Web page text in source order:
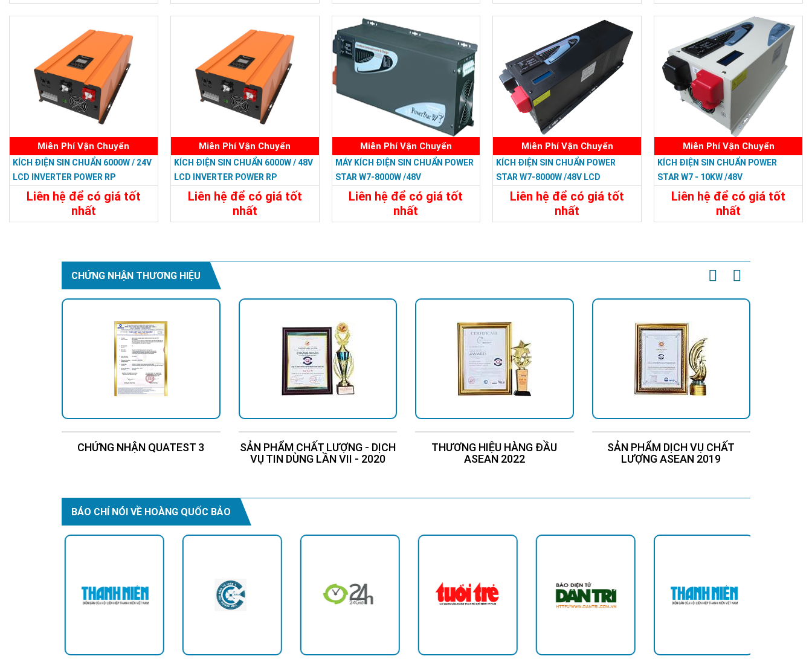
47.988.000đ 46.798.800đ 35.988.000đ
Chi Tiết
33.588.000đ
Đặt Mua
34.788.000đ
Đặt Mua
Miễn Phí Vận Chuyển
KÍCH ĐIỆN SIN CHUẨN 6000W / 24V
LCD INVERTER POWER RP
Liên hệ để có giá tốt
nhất
22.788.000đ
Miễn Phí Vận Chuyển
KÍCH ĐIỆN SIN CHUẨN 6000W / 48V
LCD INVERTER POWER RP
Liên hệ để có giá tốt
nhất
23.988.000đ
Miễn Phí Vận Chuyển
MÁY KÍCH ĐIỆN SIN CHUẨN POWER
STAR W7-8000W /48V
Liên hệ để có giá tốt
nhất
29.988.000đ
Miễn Phí Vận Chuyển
KÍCH ĐIỆN SIN CHUẨN POWER
STAR W7-8000W /48V LCD
Liên hệ để có giá tốt
nhất
31.188.000đ
Miễn Phí Vận Chuyển
KÍCH ĐIỆN SIN CHUẨN POWER
STAR W7 - 10KW /48V
Liên hệ để có giá tốt
nhất
32.394.000đ
CHỨNG NHẬN THƯƠNG HIỆU
CHỨNG NHẬN QUATEST 3
SẢN PHẨM CHẤT LƯỢNG - DỊCH
VỤ TIN DÙNG LẦN VII - 2020
THƯƠNG HIỆU HÀNG ĐẦU
ASEAN 2022
SẢN PHẨM DỊCH VỤ CHẤT
LƯỢNG ASEAN 2019
BÁO CHÍ NÓI VỀ HOÀNG QUỐC BẢO